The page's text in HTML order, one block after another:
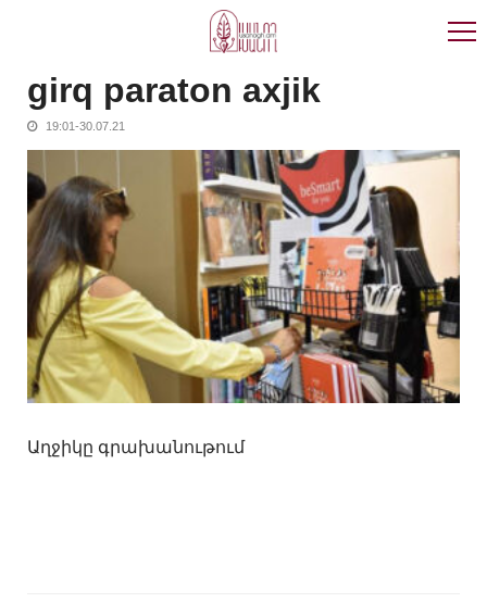
girq paraton axjik
19:01-30.07.21
Աղջիկը գրախանութում